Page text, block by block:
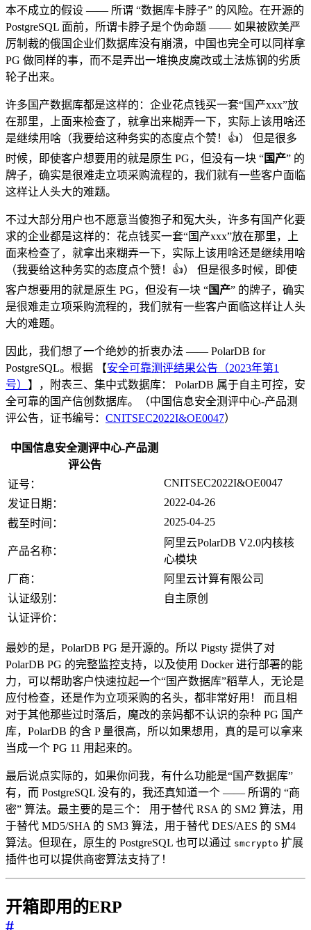
本不成立的假设 —— 所谓 “数据库卡脖子” 的风险。在开源的
PostgreSQL 面前，所谓卡脖子是个伪命题 —— 如果被欧美严
厉制裁的俄国企业们数据库没有崩溃，中国也完全可以同样拿
PG 做同样的事，而不是弄出一堆换皮魔改或土法炼钢的劣质
轮子出来。
许多国产数据库都是这样的：企业花点钱买一套“国产xxx”放
在那里，上面来检查了，就拿出来糊弄一下，实际上该用啥还
是继续用啥（我要给这种务实的态度点个赞！👍） 但是很多
时候，即使客户想要用的就是原生 PG，但没有一块 “国产” 的
牌子，确实是很难走立项采购流程的，我们就有一些客户面临
这样让人头大的难题。
不过大部分用户也不愿意当傻狍子和冤大头，许多有国产化要
求的企业都是这样的：花点钱买一套“国产xxx”放在那里，上
面来检查了，就拿出来糊弄一下，实际上该用啥还是继续用啥
（我要给这种务实的态度点个赞！👍） 但是很多时候，即使
客户想要用的就是原生 PG，但没有一块 “国产” 的牌子，确实
是很难走立项采购流程的，我们就有一些客户面临这样让人头
大的难题。
因此，我们想了一个绝妙的折衷办法 —— PolarDB for
PostgreSQL。根据 【安全可靠测评结果公告（2023年第1
号） 】，附表三、集中式数据库： PolarDB 属于自主可控，安
全可靠的国产信创数据库。（中国信息安全测评中心-产品测
评公告，证书编号： CNITSEC2022I&OE0047）
中国信息安全测评中心-产品测
评公告
证号：
CNITSEC2022I&OE0047
发证日期：
2022-04-26
截至时间：
2025-04-25
产品名称：
阿里云PolarDB V2.0内核核
心模块
厂商：
阿里云计算有限公司
认证级别：
自主原创
认证评价：
最妙的是，PolarDB PG 是开源的。所以 Pigsty 提供了对
PolarDB PG 的完整监控支持，以及使用 Docker 进行部署的能
力，可以帮助客户快速拉起一个“国产数据库”稻草人，无论是
应付检查，还是作为立项采购的名头，都非常好用！ 而且相
对于其他那些过时落后，魔改的亲妈都不认识的杂种 PG 国产
库，PolarDB 的含 P 量很高，所以如果想用，真的是可以拿来
当成一个 PG 11 用起来的。
最后说点实际的，如果你问我，有什么功能是“国产数据库”
有，而 PostgreSQL 没有的，我还真知道一个 —— 所谓的 “商
密” 算法。最主要的是三个： 用于替代 RSA 的 SM2 算法，用
于替代 MD5/SHA 的 SM3 算法，用于替代 DES/AES 的 SM4
算法。但现在，原生的 PostgreSQL 也可以通过 smcrypto 扩展
插件也可以提供商密算法支持了！
开箱即用的ERP
#